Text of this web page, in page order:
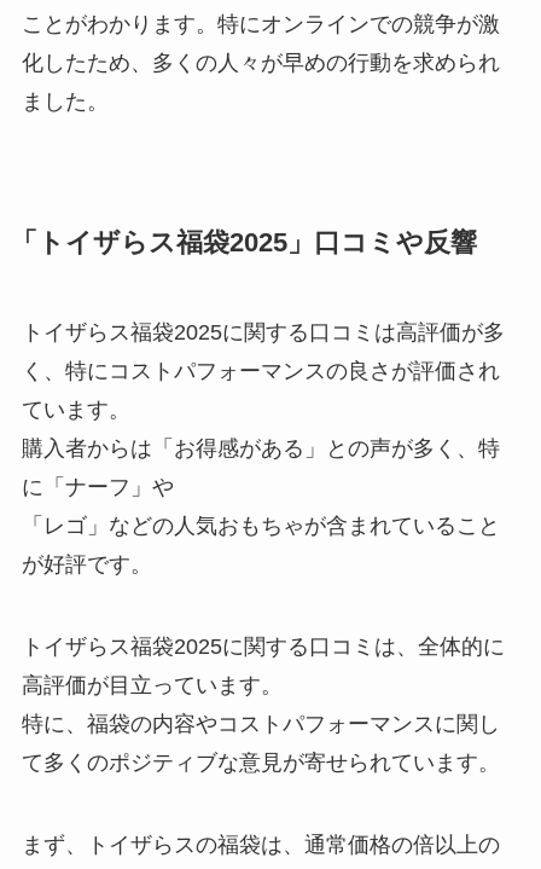
ことがわかります。特にオンラインでの競争が激
化したため、多くの人々が早めの行動を求められ
ました。
「トイザらス福袋2025」口コミや反響
トイザらス福袋2025に関する口コミは高評価が多
く、特にコストパフォーマンスの良さが評価され
ています。
購入者からは「お得感がある」との声が多く、特
に「ナーフ」や
「レゴ」などの人気おもちゃが含まれていること
が好評です。
トイザらス福袋2025に関する口コミは、全体的に
高評価が目立っています。
特に、福袋の内容やコストパフォーマンスに関し
て多くのポジティブな意見が寄せられています。
まず、トイザらスの福袋は、通常価格の倍以上の